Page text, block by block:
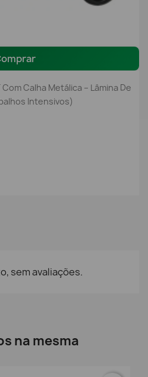
Calha Metálica – Lâmina De
Intensivos)
sem avaliações.
na mesma